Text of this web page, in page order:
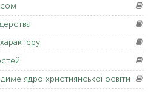
ядро ​​християнської освіти